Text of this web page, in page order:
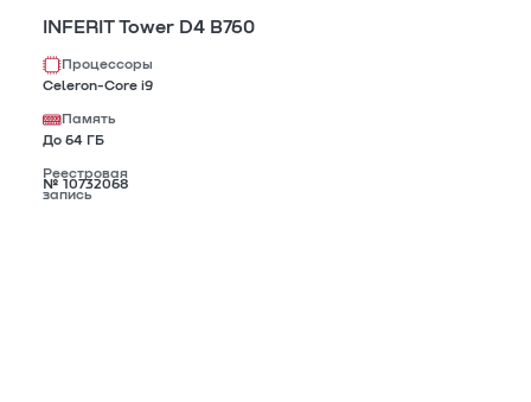
INFERIT Tower D4 B760
Процессоры
Celeron-Core i9
Память
До 64 ГБ
Реестровая
запись
№ 10732068